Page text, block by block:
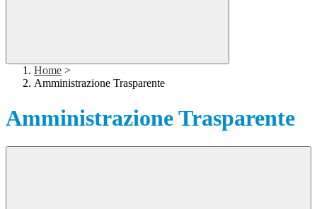
Home >
Amministrazione Trasparente
Amministrazione Trasparente